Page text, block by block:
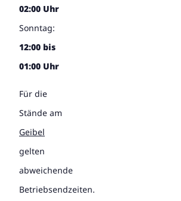
02:00 Uhr
Sonntag:
12:00 bis
01:00 Uhr
Für die
Stände am
Geibel
gelten
abweichende
Betriebsendzeiten.